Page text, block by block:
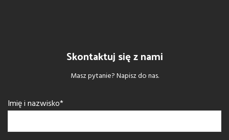
Skontaktuj się z nami
Masz pytanie? Napisz do nas.
Imię i nazwisko*